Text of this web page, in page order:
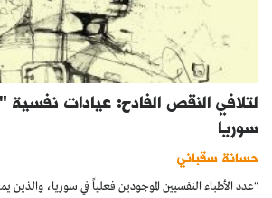
لتلافي النقص الفادح: عيادات نفسية
سوريا
حسانة سقباني
"عدد الأطباء النفسيين الموجودين فعلياً في سوريا،